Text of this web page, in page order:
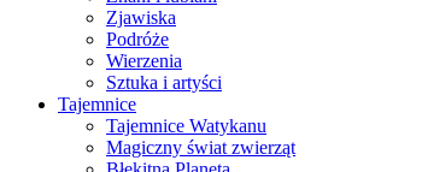
Zjawiska
Podróże
Wierzenia
Sztuka i artyści
Tajemnice
Tajemnice Watykanu
Magiczny świat zwierząt